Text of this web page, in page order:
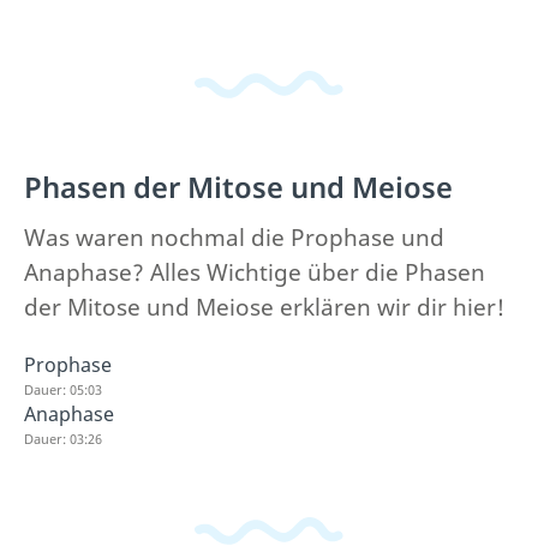
Phasen der Mitose und Meiose
Was waren nochmal die Prophase und
Anaphase? Alles Wichtige über die Phasen
der Mitose und Meiose erklären wir dir hier!
Prophase
Dauer: 05:03
Anaphase
Dauer: 03:26